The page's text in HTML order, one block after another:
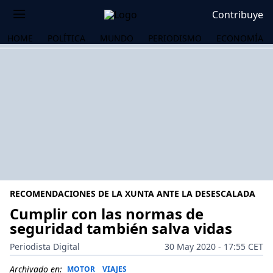
Contribuye
HOME POLÍTICA MUNDO PERIODISMO ECONOMÍA
RECOMENDACIONES DE LA XUNTA ANTE LA DESESCALADA
Cumplir con las normas de
seguridad también salva vidas
Periodista Digital
30 May 2020 - 17:55 CET
Archivado en: MOTOR VIAJES